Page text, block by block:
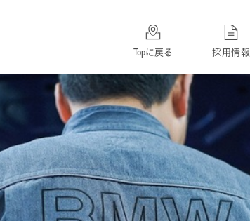
Topに戻る
BMW
採用Topに戻る
MINI
採用Topに戻る
採用情報